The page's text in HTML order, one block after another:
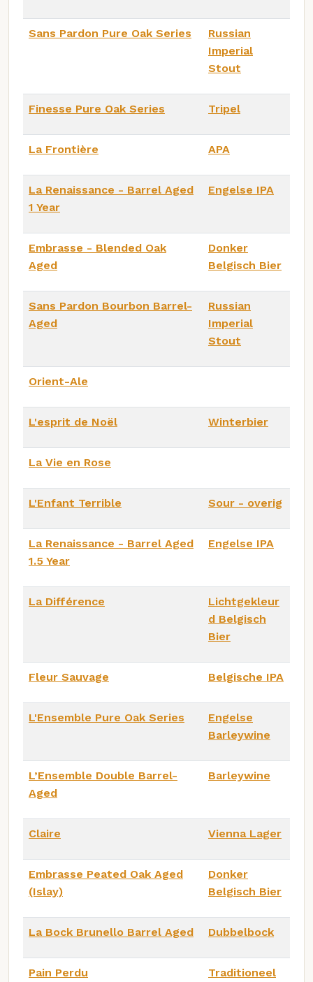
Sans Pardon Pure Oak Series
Russian
Imperial
Stout
Finesse Pure Oak Series Tripel
La Frontière APA
La Renaissance - Barrel Aged
1 Year
Engelse IPA
Embrasse - Blended Oak
Aged
Donker
Belgisch Bier
Sans Pardon Bourbon Barrel-
Aged
Russian
Imperial
Stout
Orient-Ale
L'esprit de Noël Winterbier
La Vie en Rose
L'Enfant Terrible Sour - overig
La Renaissance - Barrel Aged
1.5 Year
Engelse IPA
La Différence
Lichtgekleur
d Belgisch
Bier
Fleur Sauvage Belgische IPA
L'Ensemble Pure Oak Series
Engelse
Barleywine
L’Ensemble Double Barrel-
Aged
Barleywine
Claire Vienna Lager
Embrasse Peated Oak Aged
(Islay)
Donker
Belgisch Bier
La Bock Brunello Barrel Aged Dubbelbock
Pain Perdu Traditioneel